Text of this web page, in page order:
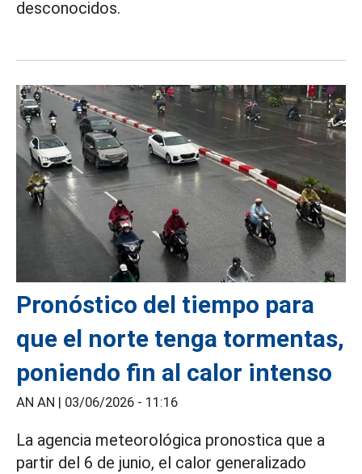
desconocidos.
Pronóstico del tiempo para
que el norte tenga tormentas,
poniendo fin al calor intenso
AN AN | 03/06/2026 - 11:16
La agencia meteorológica pronostica que a
partir del 6 de junio, el calor generalizado